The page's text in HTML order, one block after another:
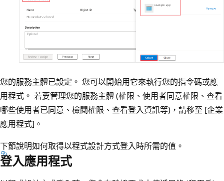
您的服務主體已設定。 您可以開始用它來執行您的指令碼或應
用程式。 若要管理您的服務主體 (權限、使用者同意權限、查看
哪些使用者已同意、檢閱權限、查看登入資訊等)，請移至 [企業
應用程式] 。
下節說明如何取得以程式設計方式登入時所需的值。
登入應用程式